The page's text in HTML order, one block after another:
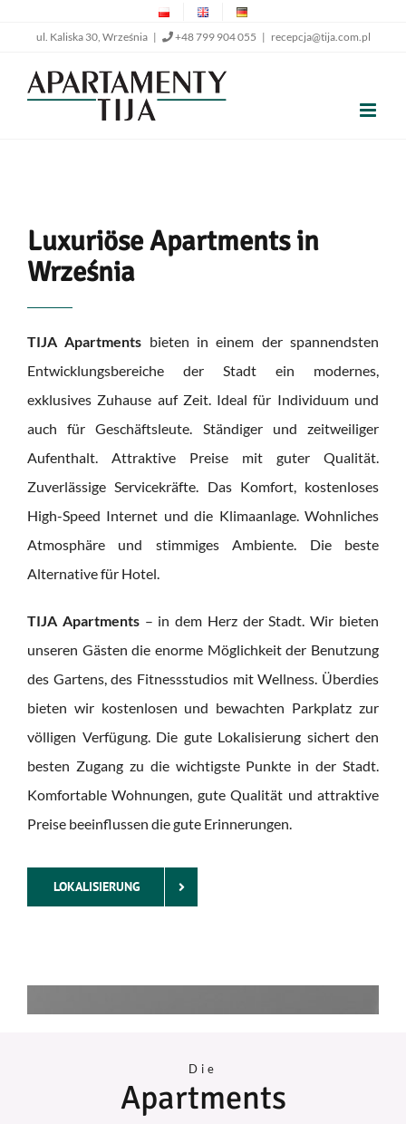
content
ul. Kaliska 30, Września | +48 799 904 055 | recepcja@tija.com.pl
Luxuriöse Apartments in
Września
TIJA Apartments bieten in einem der spannendsten
Entwicklungsbereiche der Stadt ein modernes,
exklusives Zuhause auf Zeit. Ideal für Individuum und
auch für Geschäftsleute. Ständiger und zeitweiliger
Aufenthalt. Attraktive Preise mit guter Qualität.
Zuverlässige Servicekräfte. Das Komfort, kostenloses
High-Speed Internet und die Klimaanlage. Wohnliches
Atmosphäre und stimmiges Ambiente. Die beste
Alternative für Hotel.
TIJA Apartments– in dem Herz der Stadt. Wir bieten
unseren Gästen die enorme Möglichkeit der Benutzung
des Gartens, des Fitnessstudios mit Wellness. Überdies
bieten wir kostenlosen und bewachten Parkplatz zur
völligen Verfügung. Die gute Lokalisierung sichert den
besten Zugang zu die wichtigste Punkte in der Stadt.
Komfortable Wohnungen, gute Qualität und attraktive
Preise beeinflussen die gute Erinnerungen.
LOKALISIERUNG
Die
Apartments